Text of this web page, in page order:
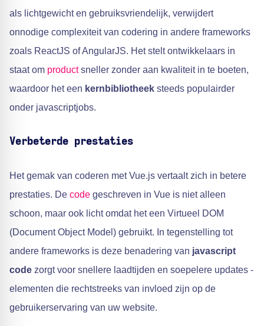
als lichtgewicht en gebruiksvriendelijk, verwijdert
onnodige complexiteit van codering in andere frameworks
zoals ReactJS of AngularJS. Het stelt ontwikkelaars in
staat om productsneller zonder aan kwaliteit in te boeten,
waardoor het een kernbibliotheek steeds populairder
onder javascriptjobs.
Verbeterde prestaties
Het gemak van coderen met Vue.js vertaalt zich in betere
prestaties. De code geschreven in Vue is niet alleen
schoon, maar ook licht omdat het een Virtueel DOM
(Document Object Model) gebruikt. In tegenstelling tot
andere frameworks is deze benadering van javascript
code zorgt voor snellere laadtijden en soepelere updates -
elementen die rechtstreeks van invloed zijn op de
gebruikerservaring van uw website.